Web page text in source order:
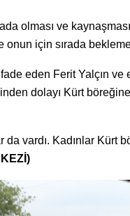
olması ve
için sırada
eden Ferit Yalçın
dolayı Kürt
da vardı. Kadınlar